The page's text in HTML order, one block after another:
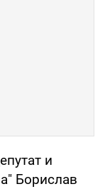
и
Борислав